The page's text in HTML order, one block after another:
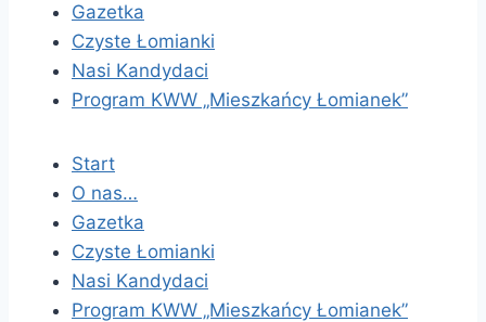
Gazetka
Czyste Łomianki
Nasi Kandydaci
Program KWW „Mieszkańcy Łomianek”
Start
O nas…
Gazetka
Czyste Łomianki
Nasi Kandydaci
Program KWW „Mieszkańcy Łomianek”